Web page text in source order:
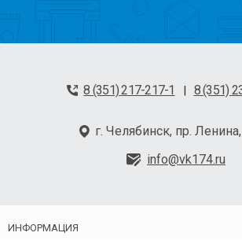
8 (351) 217-217-1 | 8 (351)
г. Челябинск, пр.
info@vk174.ru
ИНФОРМАЦИЯ